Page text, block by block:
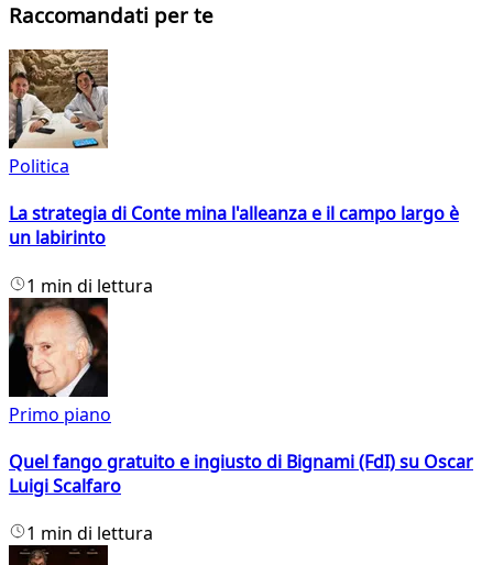
Raccomandati per te
Politica
La strategia di Conte mina l'alleanza e il campo largo è
un labirinto
1 min di lettura
Primo piano
Quel fango gratuito e ingiusto di Bignami (FdI) su Oscar
Luigi Scalfaro
1 min di lettura